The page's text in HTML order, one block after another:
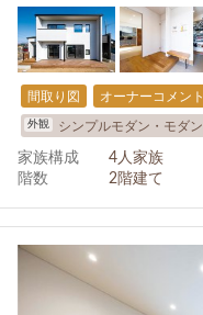
間取り図 オーナーコメント
外観 シンプルモダン・モダン
家族構成
4人家族
階数
2階建て